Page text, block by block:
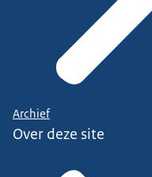
Archief
Over deze site